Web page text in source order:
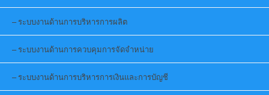
ระบบงานด้านการบริหารการผลิต
ระบบงานด้านการควบคุมการจัดจำหน่าย
ระบบงานด้านการบริหารการเงินและการบัญชี